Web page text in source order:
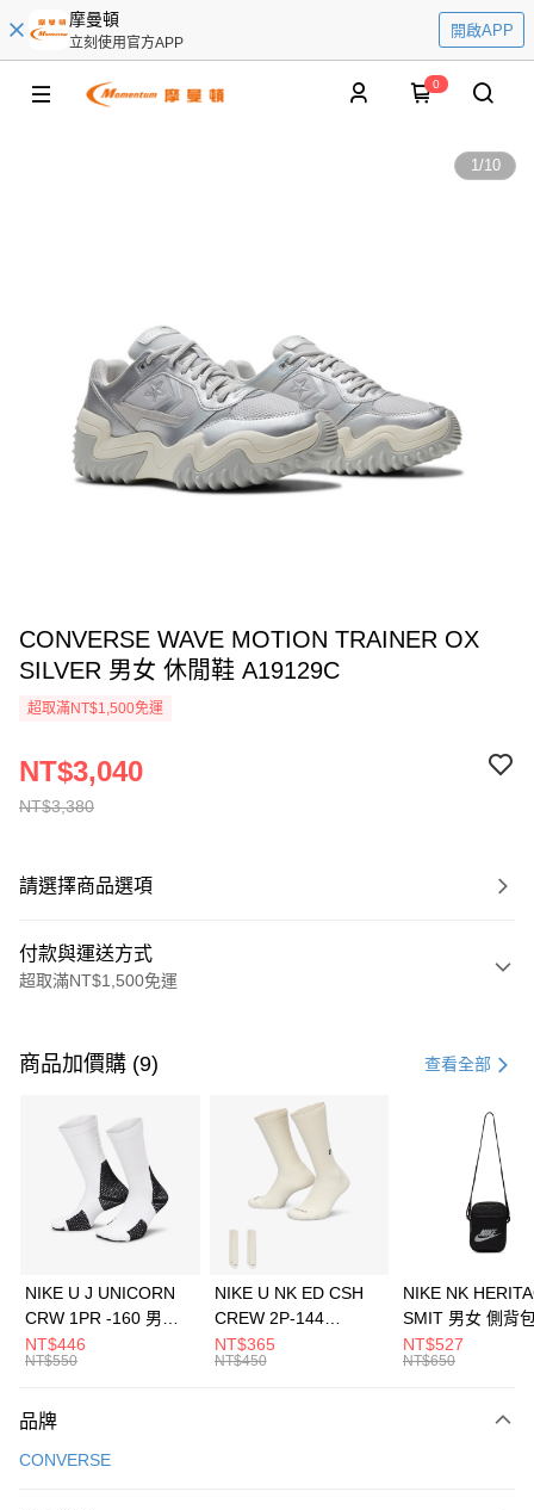
摩曼頓
立刻使用官方APP
開啟APP
0
1/10
CONVERSE WAVE MOTION TRAINER OX
SILVER 男女 休閒鞋 A19129C
超取滿NT$1,500免運
NT$3,380
NT$3,040
請選擇商品選項
付款與運送方式
超取滿NT$1,500免運
信用卡一次付款
3 期 0 利率 每期 21家銀行
合作金庫商業銀行
第一商業銀行
華南商業銀行
彰化商業銀行
上海商業儲蓄銀行
元大商業銀行
台灣樂天信用卡公司
Apple Pay
全盈+PAY
AFTEE先享後付
【關於「AFTEE先享後付」】
便利好安心！
運送方式
商品加價購 (9) 查看全部
NIKE U J UNICORN
CRW 1PR -160 男女
中統襪 FZ3393100
NT$446
NT$550
NIKE U NK ED CSH
CREW 2P-144
EMBRDY 男女 短統襪
FZ3073133
NT$365
NT$450
NIKE NK
SMIT 男女 側背
BA5871010
NT$527
NT$650
品牌
CONVERSE